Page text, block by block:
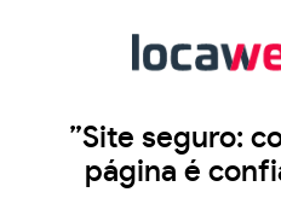
”Site seguro:
página é